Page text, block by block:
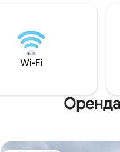
гірськолижного курорту Mt.
10 хвилин пішки до
Понад 30 стежок неподалік
увагу: помешкання не
дітей і немовлят
Wi-Fi
Оренда